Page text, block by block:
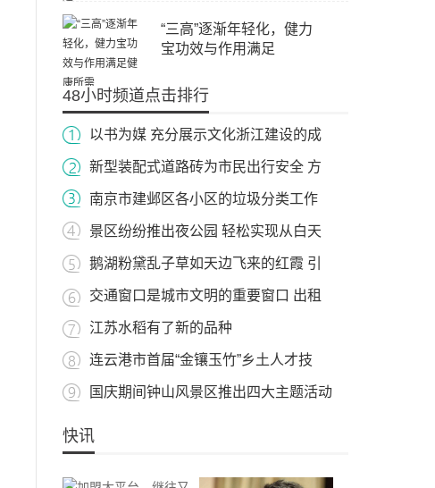
“三高”逐渐年轻化，健力
宝功效与作用满足
48小时频道点击排行
以书为媒 充分展示文化浙江建设的成
新型装配式道路砖为市民出行安全 方
南京市建邺区各小区的垃圾分类工作
景区纷纷推出夜公园 轻松实现从白天
鹅湖粉黛乱子草如天边飞来的红霞 引
交通窗口是城市文明的重要窗口 出租
江苏水稻有了新的品种
连云港市首届“金镶玉竹”乡土人才技
国庆期间钟山风景区推出四大主题活动
快讯